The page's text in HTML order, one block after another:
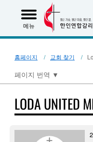
메뉴
홈페이지 교회 찾기
페이지 번역 ▼
LODA UNITED